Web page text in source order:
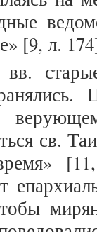
[9, л.
старые
св.